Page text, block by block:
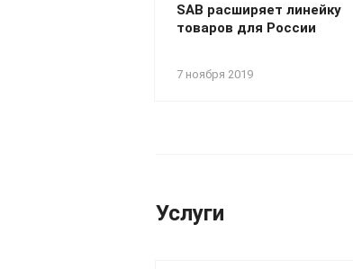
7 ноября 2019
SAB расширяет линейку
товаров для России
Услуги